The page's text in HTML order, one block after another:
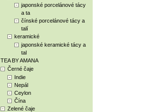
japonské porcelánové tácy
a ta
čínské porcelánové tácy a
talí
keramické
japonské keramické tácy a
tal
TEA BY AMANA
Černé čaje
Indie
Nepál
Ceylon
Čína
Zelené čaje